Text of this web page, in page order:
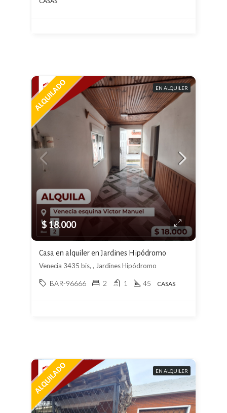
EN ALQUILER
$ 18.000
Casa en alquiler en Jardines Hipódromo
Venecia 3435 bis, , Jardines Hipódromo
BAR-96666 2 1 45 CASAS
EN ALQUILER